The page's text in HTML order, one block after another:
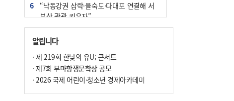
6
“낙동강권 삼락·을숙도·다대포 연결해 서
부산 관광 키우자”
풀 꺾일 듯
8
피란마을 67년 역사인데…전교생 24명 아
미초 통폐합 기로
교육혁신선도지 공모 코앞인데…구·군 난
색에 교육청 ‘쩔쩔’
알립니다
· 제 219회 한낮의 유U; 콘서트
· 제7회 부마항쟁문학상 공모
· 2026 국제 어린이·청소년 경제아카데미